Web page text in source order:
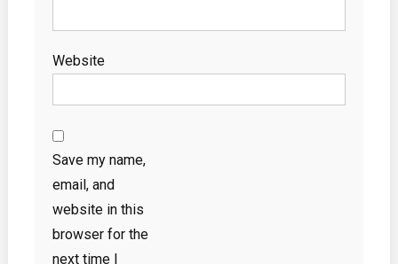
Website
Save my name,
email, and
website in this
browser for the
next time I